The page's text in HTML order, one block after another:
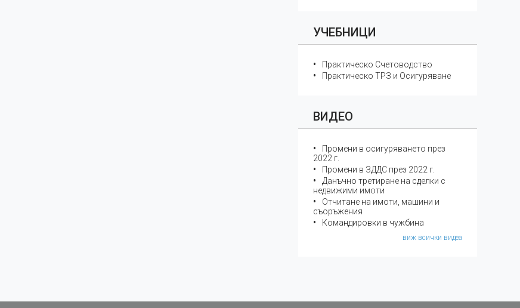
УЧЕБНИЦИ
Практическо Счетоводство
Практическо ТРЗ и Осигуряване
ВИДЕО
Промени в осигуряването през
2022 г.
Промени в ЗДДС през 2022 г.
Данъчно третиране на сделки с
недвижими имоти
Отчитане на имоти, машини и
съоръжения
Командировки в чужбина
виж всички видеа